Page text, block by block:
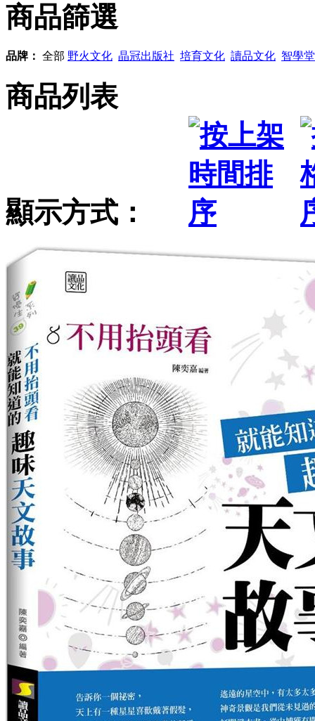
商品篩選
品牌： 全部 野火文化 晶冠出版社 培育文化 讀品文化 智學堂
商品列表
顯示方式：